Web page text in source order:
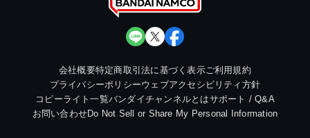
会社概要特定商取引法に基づく表示ご利用規約
プライバシーポリシーウェブアクセシビリティ方針
コピーライト一覧バンダイチャンネルとはサポート / Q&A
お問い合わせDo Not Sell or Share My Personal Information